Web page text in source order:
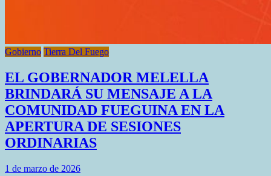
Gobierno Tierra Del Fuego
EL GOBERNADOR MELELLA
BRINDARÁ SU MENSAJE A LA
COMUNIDAD FUEGUINA EN LA
APERTURA DE SESIONES
ORDINARIAS
1 de marzo de 2026